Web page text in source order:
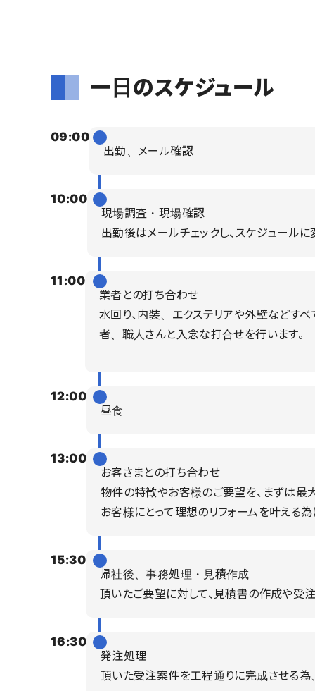
一日のスケジュール
09:00
出勤、メール確認
10:00
現場調査・現場確認
出勤後はメールチェックし、スケジュール
11:00
業者との打ち合わせ
水回り、内装、エクステリアや外壁などすべ
者、職人さんと入念な打合せを行います。
12:00
昼食
13:00
お客さまとの打ち合わせ
物件の特徴やお客様のご要望を、まずは最
お客様にとって理想のリフォームを叶える
15:30
帰社後、事務処理・見積作成
頂いたご要望に対して、見積書の作成や
16:30
発注処理
頂いた受注案件を工程通りに完成させる